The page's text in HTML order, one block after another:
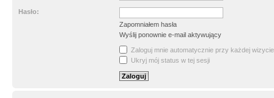
Hasło:
Zapomniałem hasła
Wyślij ponownie e-mail aktywujący
Zaloguj mnie automatycznie przy każdej wizycie
Ukryj mój status w tej sesji